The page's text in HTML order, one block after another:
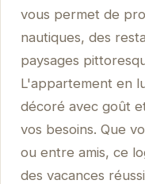
vous permet de
nautiques, des
paysages
L'appartement en
décoré avec goût
vos besoins. Que
ou entre amis, ce
des vacances